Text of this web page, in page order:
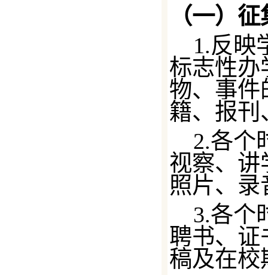
（一） 征
1.反映
标志性办
物、事件
籍、报刊
2.各个
视察、讲
照片、
3.各个
聘书、证
稿及在校